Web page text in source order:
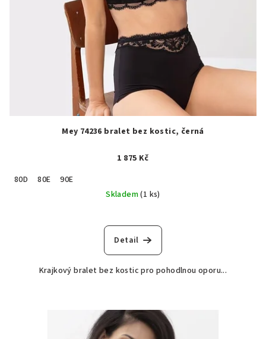
Mey 74236 bralet bez kostic, černá
1 875 Kč
80D
80E
90E
Skladem(1 ks)
Detail
Krajkový bralet bez kostic pro pohodlnou oporu...